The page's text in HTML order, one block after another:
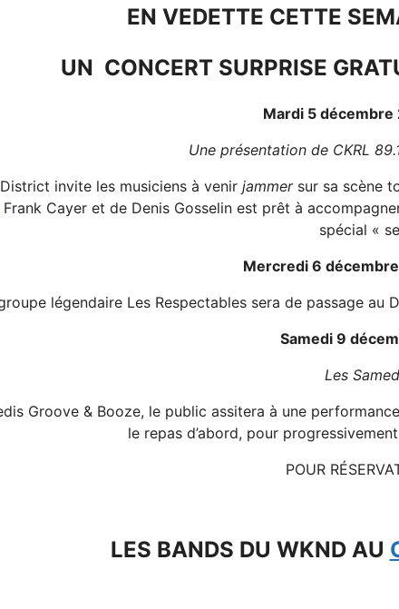
EN VEDETTE CETTE
UN CONCERT SURPRISE
Mardi 5 décembre
Une présentation de CKRL
invite les musiciens à venir jammersur sa scène
Frank Cayer et de Denis Gosselin est prêt à
spécial «
Mercredi 6
légendaire Les Respectables sera de passage au
Samedi 9
Les
Groove & Booze, le public assitera à une
le repas d’abord, pour
POUR
LES BANDS DU WKND AU